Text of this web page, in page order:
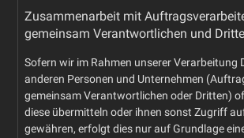
Zusammenarbeit mit
gemeinsam Verantwortlichen und
Sofern wir im Rahmen unserer Verarbeitung
anderen Personen und Unternehmen
gemeinsam Verantwortlichen oder Dritten)
diese übermitteln oder ihnen sonst Zugriff
gewähren, erfolgt dies nur auf Grundlage